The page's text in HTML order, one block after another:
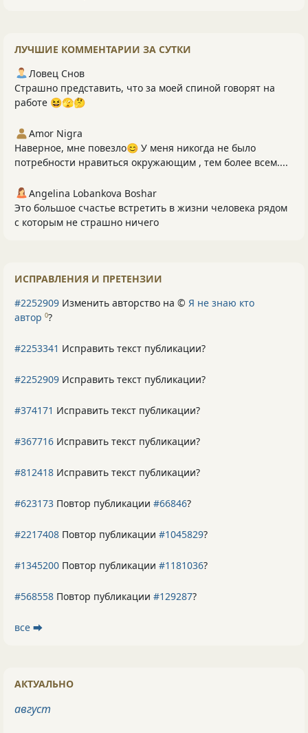
ЛУЧШИЕ КОММЕНТАРИИ ЗА СУТКИ
Ловец Снов
Страшно представить, что за моей спиной говорят на
работе 😆🫣🤔
Amor Nigra
Наверное, мне повезло😊 У меня никогда не было
потребности нравиться окружающим , тем более всем....
Angelina Lobankova Boshar
Это большое счастье встретить в жизни человека рядом
с которым не страшно ничего
ИСПРАВЛЕНИЯ И ПРЕТЕНЗИИ
#2252909 Изменить авторство на © Я не знаю кто
автор 0?
#2253341 Исправить текст публикации?
#2252909 Исправить текст публикации?
#374171 Исправить текст публикации?
#367716 Исправить текст публикации?
#812418 Исправить текст публикации?
#623173 Повтор публикации #66846?
#2217408 Повтор публикации #1045829?
#1345200 Повтор публикации #1181036?
#568558 Повтор публикации #129287?
все ⮕
АКТУАЛЬНО
август